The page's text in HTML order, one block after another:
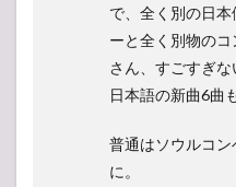
で、全く別の日
ーと全く別物の
さん、すごすぎな
日本語の新曲6曲
普通はソウルコ
に。